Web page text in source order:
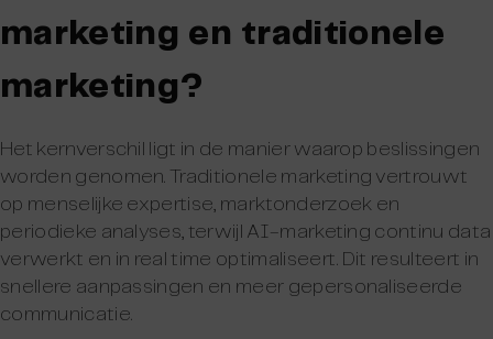
marketing en traditionele
marketing?
Het kernverschil ligt in de manier waarop beslissingen
worden genomen. Traditionele marketing vertrouwt
op menselijke expertise, marktonderzoek en
periodieke analyses, terwijl AI-marketing continu data
verwerkt en in real time optimaliseert. Dit resulteert in
snellere aanpassingen en meer gepersonaliseerde
communicatie.